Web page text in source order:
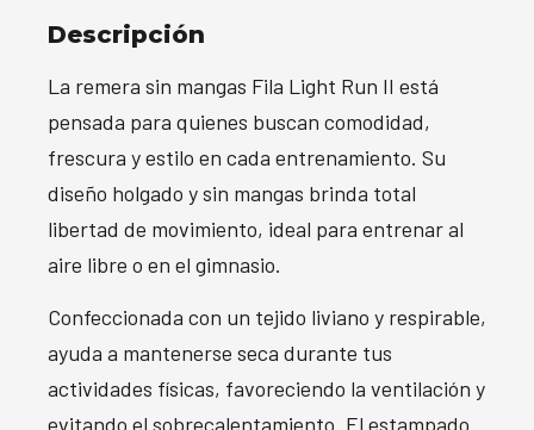
Descripción
La remera sin mangas Fila Light Run II está
pensada para quienes buscan comodidad,
frescura y estilo en cada entrenamiento. Su
diseño holgado y sin mangas brinda total
libertad de movimiento, ideal para entrenar al
aire libre o en el gimnasio.
Confeccionada con un tejido liviano y respirable,
ayuda a mantenerse seca durante tus
actividades físicas, favoreciendo la ventilación y
evitando el sobrecalentamiento. El estampado